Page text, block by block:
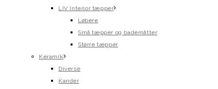
LIV Interior tæpper
Løbere
Små tæpper og bademåtter
Større tæpper
Keramik
Diverse
Kander